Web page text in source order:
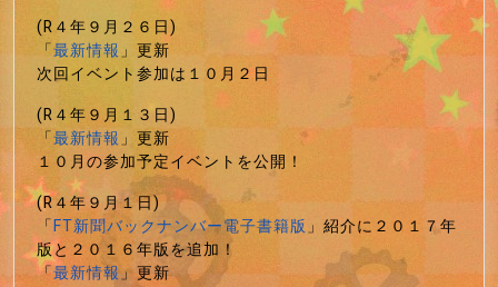
(R４年９月２６日)
「最新情報」更新
次回イベント参加は１０月２日
(R４年９月１３日)
「最新情報」更新
１０月の参加予定イベントを公開！
(R４年９月１日)
「FT新聞バックナンバー電子書籍版」紹介に２０１７年
版と２０１６年版を追加！
「最新情報」更新